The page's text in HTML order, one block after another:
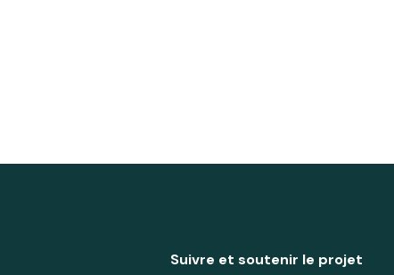
Suivre et soutenir le projet